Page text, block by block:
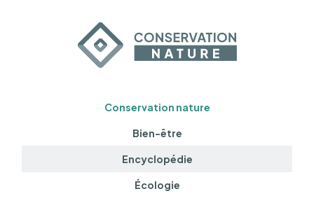
Conservation nature
Bien-être
Encyclopédie
Écologie